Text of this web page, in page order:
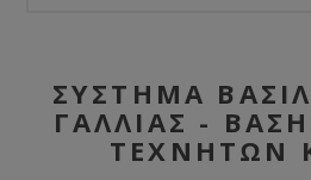
ΣΎΣΤΗΜΑ
ΓΑΛΛΊΑΣ -
ΤΕΧΝΗΤΏΝ